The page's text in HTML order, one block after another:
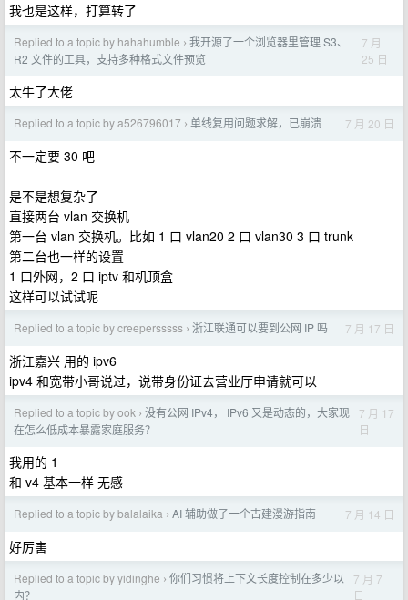
我也是这样，打算转了
Replied to a topic by hahahumble › 我开源了一个浏览器里管理 S3、
R2 文件的工具，支持多种格式文件预览
7 月
25 日
太牛了大佬
Replied to a topic by a526796017 › 单线复用问题求解，已崩溃 7 月 20 日
不一定要 30 吧
是不是想复杂了
直接两台 vlan 交换机
第一台 vlan 交换机。比如 1 口 vlan20 2 口 vlan30 3 口 trunk
第二台也一样的设置
1 口外网，2 口 iptv 和机顶盒
这样可以试试呢
Replied to a topic by creepersssss › 浙江联通可以要到公网 IP 吗 7 月 17 日
浙江嘉兴 用的 ipv6
ipv4 和宽带小哥说过，说带身份证去营业厅申请就可以
Replied to a topic by ook › 没有公网 IPv4， IPv6 又是动态的，大家现
在怎么低成本暴露家庭服务？
7 月 17
日
我用的 1
和 v4 基本一样 无感
Replied to a topic by balalaika › AI 辅助做了一个古建漫游指南 7 月 14 日
好厉害
Replied to a topic by yidinghe › 你们习惯将上下文长度控制在多少以
内？
7 月 7
日